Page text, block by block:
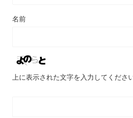
名前
上に表示された文字を入力してください